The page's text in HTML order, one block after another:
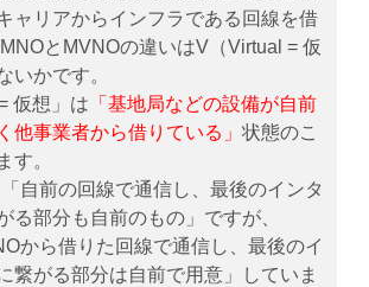
ャリアからインフラである回線を借
とMVNOの違いはV（Virtual = 仮
いかです。
仮想」は 「基地局などの設備が自前
他事業者から借りている」状態のこ
す。
自前の回線で通信し、最後のインタ
る部分も自前のもの」ですが、
から借りた回線で通信し、最後のイ
繋がる部分は自前で用意」していま